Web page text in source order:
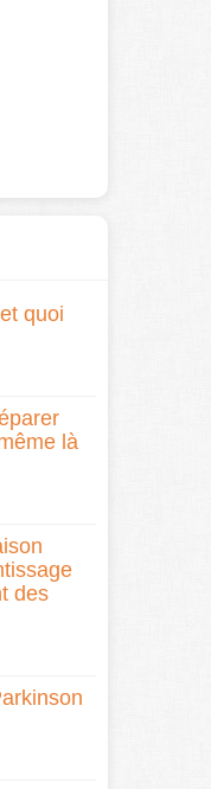
quoi
là
des